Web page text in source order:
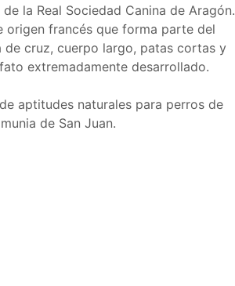
la Real Sociedad Canina de Aragón.
origen francés que forma parte del
de cruz, cuerpo largo, patas cortas y
extremadamente desarrollado.
aptitudes naturales para perros de
de San Juan.